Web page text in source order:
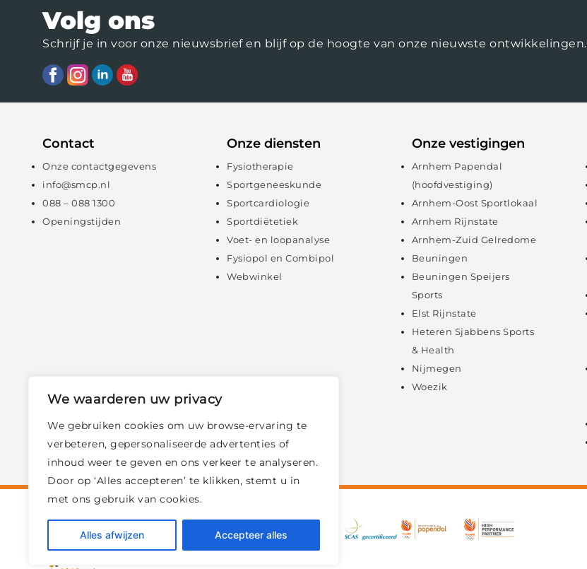
We waarderen uw privacy
We gebruiken cookies om uw browse-ervaring te
verbeteren, gepersonaliseerde advertenties of
inhoud weer te geven en ons verkeer te analyseren.
Door op ‘Alles accepteren’ te klikken, stemt u in
met ons gebruik van cookies.
Alles afwijzen Accepteer alles
Volg ons
Schrijf je in voor onze nieuwsbrief en blijf op de hoogte van onze nieuwste ontwikkelingen.
Contact
Onze contactgegevens
info@smcp.nl
088 – 088 1300
Openingstijden
Onze diensten
Fysiotherapie
Sportgeneeskunde
Sportcardiologie
Sportdiëtetiek
Voet- en loopanalyse
Fysiopol en Combipol
Webwinkel
Onze vestigingen
Arnhem Papendal
(hoofdvestiging)
Arnhem-Oost Sportlokaal
Arnhem Rijnstate
Arnhem-Zuid Gelredome
Beuningen
Beuningen Speijers
Sports
Elst Rijnstate
Heteren Sjabbens Sports
& Health
Nijmegen
Woezik